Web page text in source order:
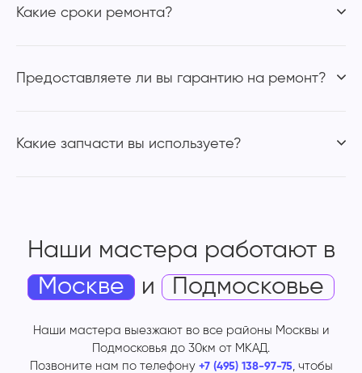
Какие сроки ремонта?
Предоставляете ли вы гарантию на ремонт?
Какие запчасти вы используете?
Наши мастера работают в
Москве
и Подмосковье
Наши мастера выезжают во все районы Москвы и
Подмосковья до 30км от МКАД.
Позвоните нам по телефону +7 (495) 138-97-75, чтобы